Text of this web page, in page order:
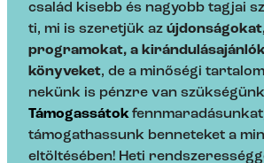
család kisebb és nagyobb tagjai
ti, mi is szeretjük az
programokat, a
könyveket, de a minőségi
nekünk is pénzre van
Támogassátok
támogathassunk benneteket a
eltöltésében! Heti